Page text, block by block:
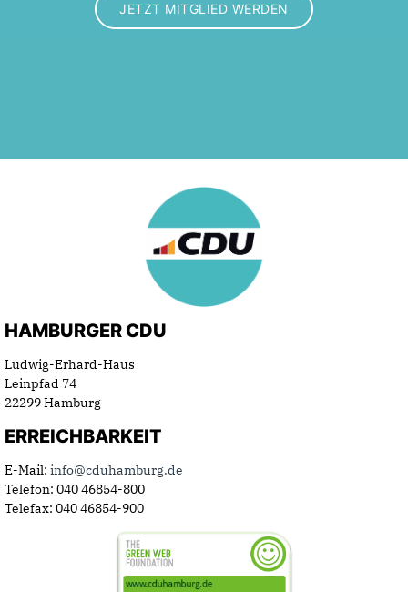
JETZT MITGLIED WERDEN
HAMBURGER CDU
Ludwig-Erhard-Haus
Leinpfad 74
22299 Hamburg
ERREICHBARKEIT
E-Mail: info@cduhamburg.de
Telefon: 040 46854-800
Telefax: 040 46854-900